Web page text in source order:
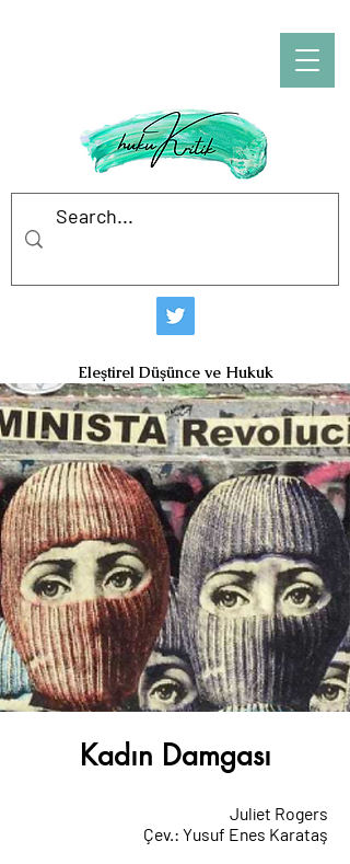
Eleştirel Düşünce ve Hukuk
Kadın Damgası
Juliet Rogers
Çev.: Yusuf Enes Karataş